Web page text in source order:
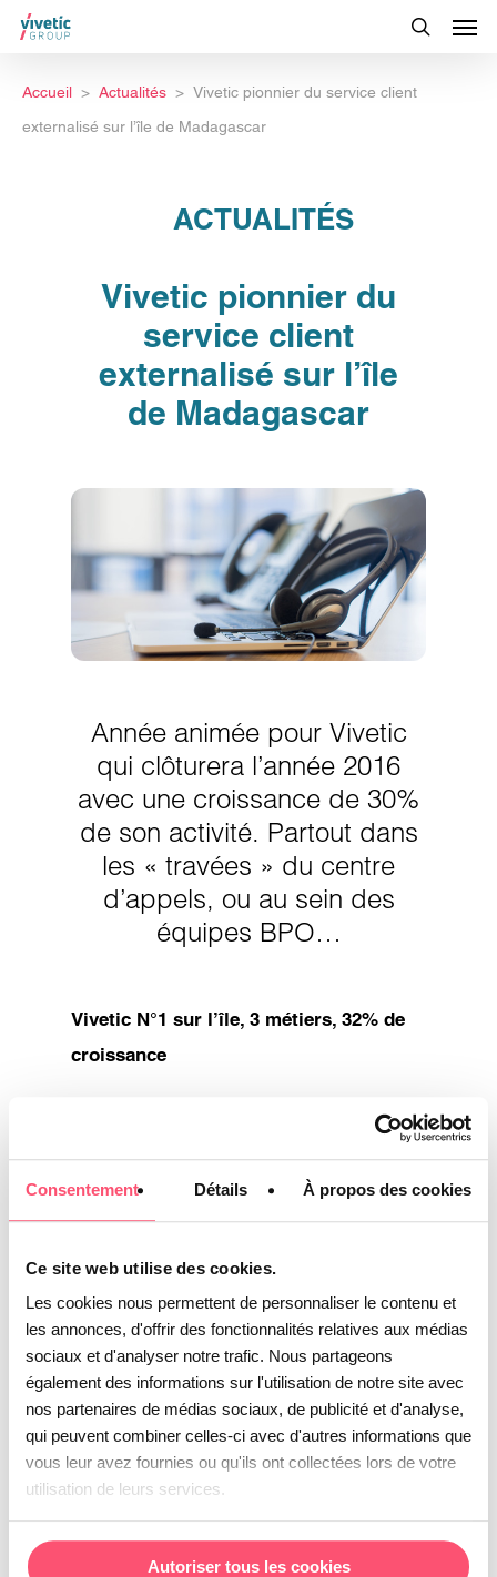
Consentement Détails À propos des cookies
Ce site web utilise des cookies.
Les cookies nous permettent de personnaliser le contenu et
les annonces, d'offrir des fonctionnalités relatives aux médias
sociaux et d'analyser notre trafic. Nous partageons
également des informations sur l'utilisation de notre site avec
nos partenaires de médias sociaux, de publicité et d'analyse,
qui peuvent combiner celles-ci avec d'autres informations que
vous leur avez fournies ou qu'ils ont collectées lors de votre
utilisation de leurs services.
Autoriser tous les cookies
Accueil Actualités
Vivetic pionnier du service client
externalisé sur l’île de Madagascar
ACTUALITÉS
Vivetic pionnier du
service client
externalisé sur l’île
de Madagascar
Année animée pour Vivetic
qui clôturera l’année 2016
avec une croissance de 30%
de son activité. Partout dans
les « travées » du centre
d’appels, ou au sein des
équipes BPO…
Vivetic N°1 sur l’île, 3 métiers, 32% de
croissance
Année animée pour Vivetic qui clôturera
l’année 2016 avec une croissance de 30%
de son activité. Partout dans les
« travées » du centre d’appels, ou au sein
des équipes BPO, on s’anime : en effet,
des entreprises aussi diverses que Marie-
Claire, Julie Desk, Figaro Classifields, ou
de grands marchands anglo-saxons ont
retenu l’un des prestataires pionniers
dans ce domaine sur l’île. Interview de la
fondatrice Anne Laratte…Lire la suite